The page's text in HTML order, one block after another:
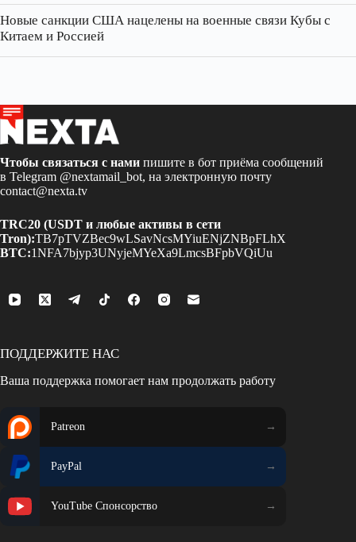
Новые санкции США нацелены на военные связи Кубы с
Китаем и Россией
Чтобы связаться с нами пишите в бот приёма сообщений
в Telegram @nextamail_bot, на электронную почту
contact@nexta.tv
TRC20 (USDT и любые активы в сети
Tron):TB7pTVZBec9wLSavNcsMYiuENjZNBpFLhX
BTC:1NFA7bjyp3UNyjeMYeXa9LmcsBFpbVQiUu
ПОДДЕРЖИТЕ НАС
Ваша поддержка помогает нам продолжать работу
Patreon
PayPal
YouTube Спонсорство